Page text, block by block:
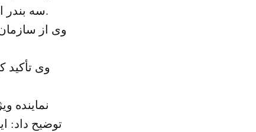
سه بندر الحدیده و خود شهر است که در چارچوب آتش‌بس کل شهر صورت می‌گیرد.
وی از
وی تأکید
نماینده
توضیح داد: